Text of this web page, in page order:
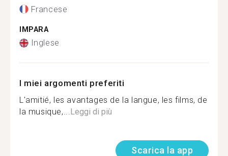
Francese
IMPARA
Inglese
I miei argomenti preferiti
L'amitié, les avantages de la langue, les films, de
la musique,...Leggi di più
Scarica la app